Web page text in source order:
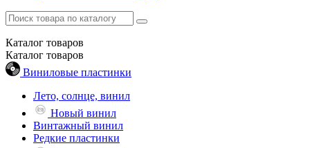
Каталог товаров
Каталог товаров
Виниловые пластинки
Лето, солнце, винил
Новый винил
Винтажный винил
Редкие пластинки